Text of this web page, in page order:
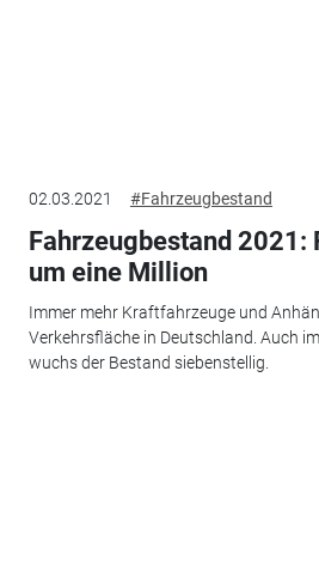
02.03.2021 #Fahrzeugbestand
Fahrzeugbestand 2021:
um eine Million
Immer mehr Kraftfahrzeuge und
Verkehrsfläche in Deutschland. Auch
wuchs der Bestand siebenstellig.